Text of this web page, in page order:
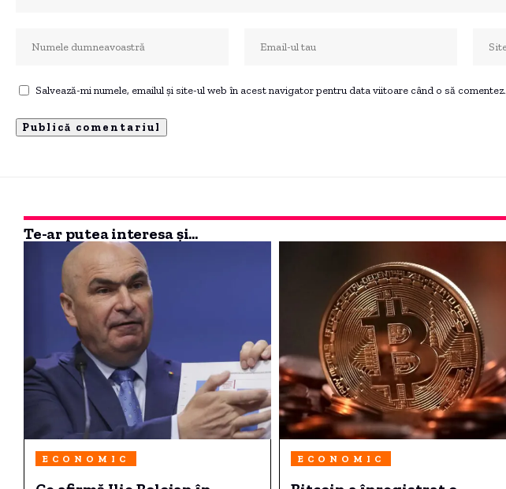
Salvează-mi numele, emailul și site-ul web în acest navigator pentru data viitoare când o să comentez.
Te-ar putea interesa și...
ECONOMIC ECONOMIC